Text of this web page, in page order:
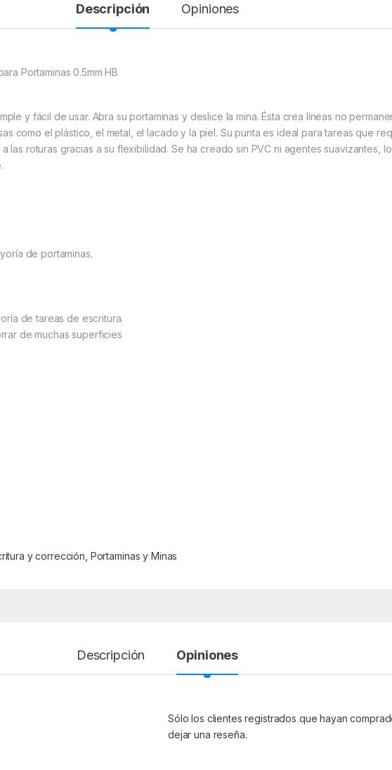
Descripción Opiniones
Portaminas 0.5mm HB
y fácil de usar. Abra su portaminas y deslice la mina. Ésta crea líneas no
como el plástico, el metal, el lacado y la piel. Su punta es ideal para tareas que
las roturas gracias a su flexibilidad. Se ha creado sin PVC ni agentes suavizantes,
de portaminas.
de tareas de escritura.
de muchas superficies
y corrección Portaminas y Minas
Descripción Opiniones
Sólo los clientes registrados que hayan
dejar una reseña.